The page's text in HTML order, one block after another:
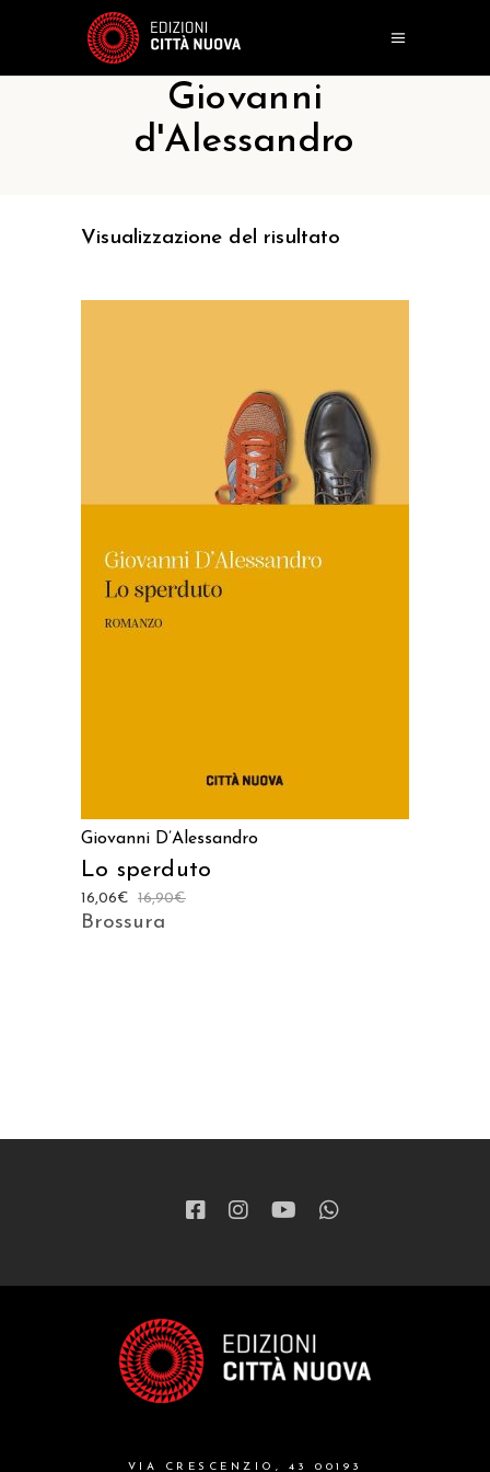
Giovanni
d'Alessandro
Visualizzazione del risultato
AGGIUNGI AL CARRELLO
Giovanni D’Alessandro
Lo sperduto
16,90€
16,06€
Brossura
VIA CRESCENZIO, 43 00193